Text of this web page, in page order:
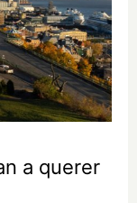
a querer